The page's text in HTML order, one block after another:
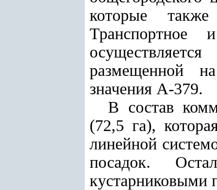
которые
Транспортное
размещенной
значения А-379.
В состав
(72,5 га),
линейной
посадок.
кустарниковыми